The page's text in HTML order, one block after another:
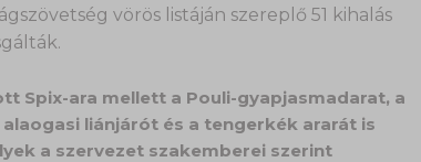
vörös listáján szereplő 51 kihalás
Spix-ara mellett a Pouli-gyapjasmadarat, a
liánjárót és a tengerkék ararát is
a szervezet szakemberei szerint